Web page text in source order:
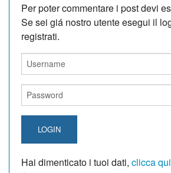
Per poter commentare i post devi
Se sei giá nostro utente esegui il
registrati.
LOGIN
Hai dimenticato i tuoi dati, clicca qui